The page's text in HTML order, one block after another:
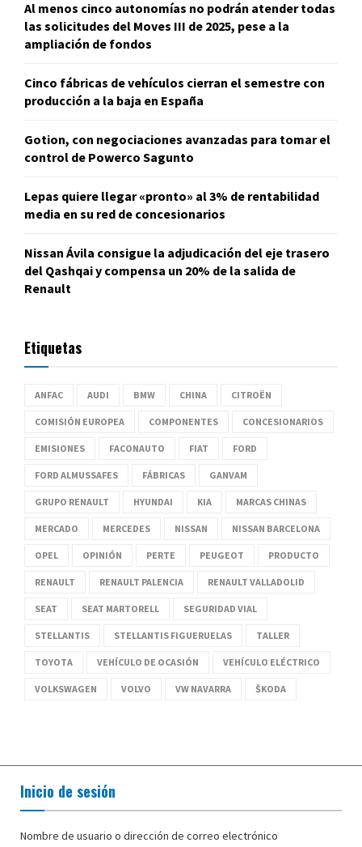
Al menos cinco autonomías no podrán atender todas
las solicitudes del Moves III de 2025, pese a la
ampliación de fondos
Cinco fábricas de vehículos cierran el semestre con
producción a la baja en España
Gotion, con negociaciones avanzadas para tomar el
control de Powerco Sagunto
Lepas quiere llegar «pronto» al 3% de rentabilidad
media en su red de concesionarios
Nissan Ávila consigue la adjudicación del eje trasero
del Qashqai y compensa un 20% de la salida de
Renault
Etiquetas
ANFAC AUDI BMW CHINA CITROËN
COMISIÓN EUROPEA COMPONENTES CONCESIONARIOS
EMISIONES FACONAUTO FIAT FORD
FORD ALMUSSAFES FÁBRICAS GANVAM
GRUPO RENAULT HYUNDAI KIA MARCAS CHINAS
MERCADO MERCEDES NISSAN NISSAN BARCELONA
OPEL OPINIÓN PERTE PEUGEOT PRODUCTO
RENAULT RENAULT PALENCIA RENAULT VALLADOLID
SEAT SEAT MARTORELL SEGURIDAD VIAL
STELLANTIS STELLANTIS FIGUERUELAS TALLER
TOYOTA VEHÍCULO DE OCASIÓN VEHÍCULO ELÉCTRICO
VOLKSWAGEN VOLVO VW NAVARRA ŠKODA
Inicio de sesión
Nombre de usuario o dirección de correo electrónico